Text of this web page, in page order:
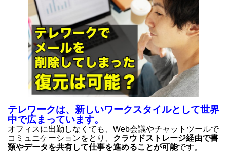
テレワークは、新しいワークスタイルとして世界
中で広まっています。
オフィスに出勤しなくても、Web会議やチャットツールで
コミュニケーションをとり、 クラウドストレージ経由で書
類やデータを共有して仕事を進めることが可能です。